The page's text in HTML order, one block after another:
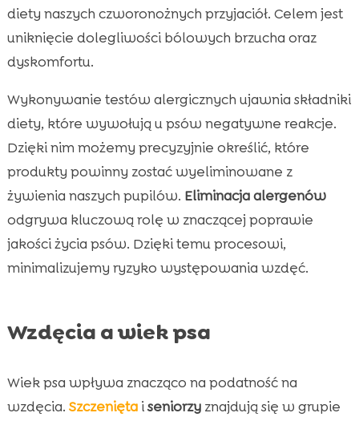
diety naszych czworonożnych przyjaciół. Celem jest
uniknięcie dolegliwości bólowych brzucha oraz
dyskomfortu.
Wykonywanie testów alergicznych ujawnia składniki
diety, które wywołują u psów negatywne reakcje.
Dzięki nim możemy precyzyjnie określić, które
produkty powinny zostać wyeliminowane z
żywienia naszych pupilów. Eliminacja alergenów
odgrywa kluczową rolę w znaczącej poprawie
jakości życia psów. Dzięki temu procesowi,
minimalizujemy ryzyko występowania wzdęć.
Wzdęcia a wiek psa
Wiek psa wpływa znacząco na podatność na
wzdęcia. Szczeniętaiseniorzyznajdują się w grupie